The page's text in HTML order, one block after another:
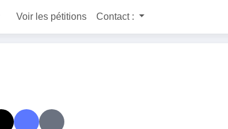
Voir les pétitions Contact :